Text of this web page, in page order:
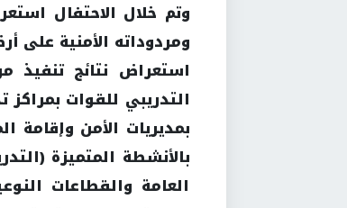
وتم خلال الاحتفال
ومردوداته الأمنية على
استعراض نتائج تنفيذ
التدريبي للقوات
بمديريات الأمن وإقامة
بالأنشطة المتميزة
العامة والقطاعات